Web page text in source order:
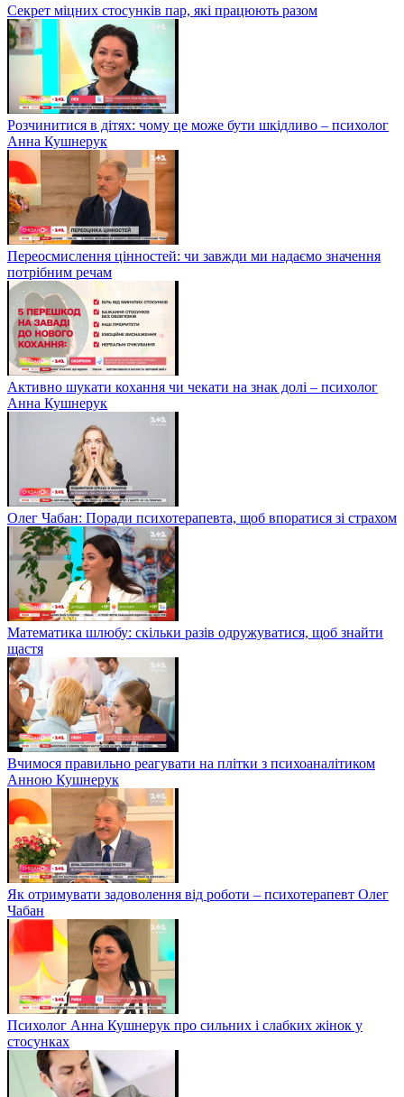
Секрет міцних стосунків пар, які працюють разом
Розчинитися в дітях: чому це може бути шкідливо – психолог
Анна Кушнерук
Переосмислення цінностей: чи завжди ми надаємо значення
потрібним речам
Активно шукати кохання чи чекати на знак долі – психолог
Анна Кушнерук
Олег Чабан: Поради психотерапевта, щоб впоратися зі страхом
Математика шлюбу: скільки разів одружуватися, щоб знайти
щастя
Вчимося правильно реагувати на плітки з психоаналітиком
Анною Кушнерук
Як отримувати задоволення від роботи – психотерапевт Олег
Чабан
Психолог Анна Кушнерук про сильних і слабких жінок у
стосунках